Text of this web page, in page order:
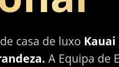
casa de luxo
A Equipa de